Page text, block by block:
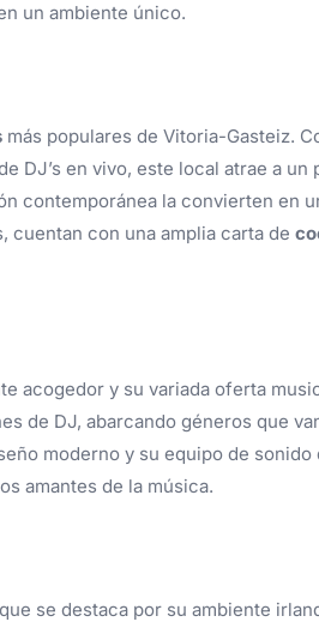
un ambiente único.
más populares de Vitoria-Gasteiz.
DJ’s en vivo, este local atrae a un
contemporánea la convierten en
cuentan con una amplia carta de
acogedor y su variada oferta
de DJ, abarcando géneros que
moderno y su equipo de sonido
amantes de la música.
se destaca por su ambiente